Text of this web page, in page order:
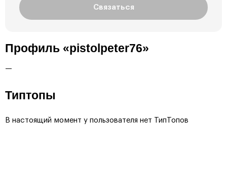
Связаться
Профиль «pistolpeter76»
—
Типтопы
В настоящий момент у пользователя нет ТипТопов